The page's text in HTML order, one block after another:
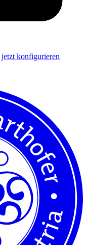
jetzt konfigurieren